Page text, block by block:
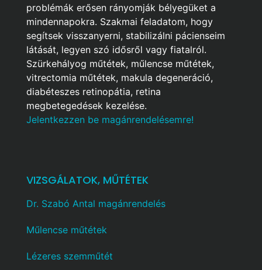
problémák erősen rányomják bélyegüket a
mindennapokra. Szakmai feladatom, hogy
segítsek visszanyerni, stabilizálni pácienseim
látását, legyen szó idősről vagy fiatalról.
Szürkehályog műtétek, műlencse műtétek,
vitrectomia műtétek, makula degeneráció,
diabéteszes retinopátia, retina
megbetegedések kezelése.
Jelentkezzen be magánrendelésemre!
VIZSGÁLATOK, MŰTÉTEK
Dr. Szabó Antal magánrendelés
Műlencse műtétek
Lézeres szemműtét